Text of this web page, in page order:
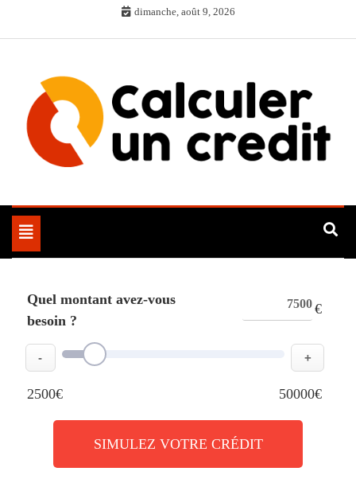
dimanche, août 9, 2026
Toggle
navigation
Quel montant avez-vous
besoin ?
€
- +
2500€ 50000€
SIMULEZ VOTRE CRÉDIT